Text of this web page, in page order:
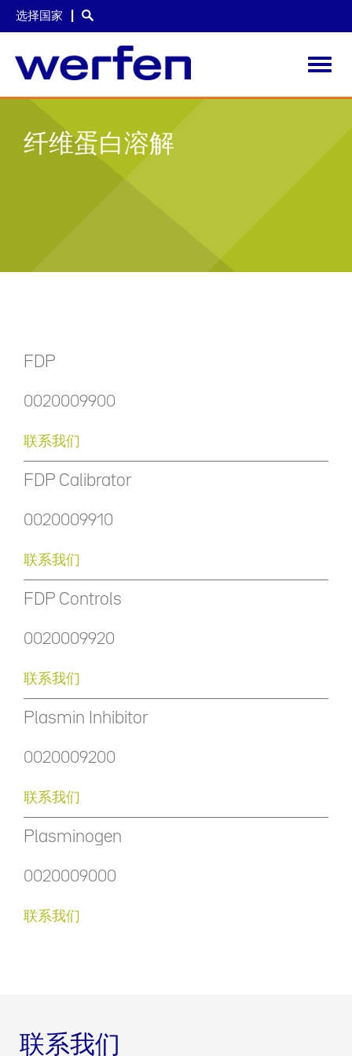
选择国家
纤维蛋白溶解
FDP
0020009900
联系我们
FDP Calibrator
0020009910
联系我们
FDP Controls
0020009920
联系我们
Plasmin Inhibitor
0020009200
联系我们
Plasminogen
0020009000
联系我们
联系我们